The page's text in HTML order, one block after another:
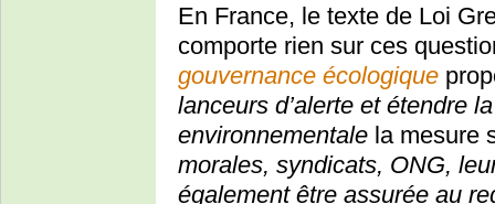
En France, le texte de Loi
comporte rien sur ces
gouvernance écologique
lanceurs d’alerte et étendre
environnementale la mesure
morales, syndicats, ONG,
également être assurée au